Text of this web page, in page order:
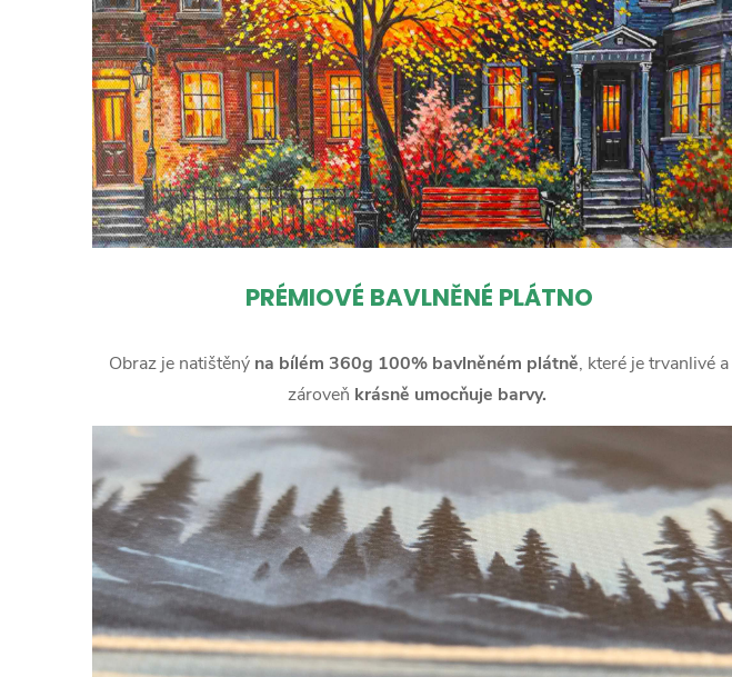
PRÉMIOVÉ BAVLNĚNÉ PLÁTNO
Obraz je natištěný na bílém 360g 100% bavlněném plátně, které je trvanlivé a
zároveň krásně umocňuje barvy.